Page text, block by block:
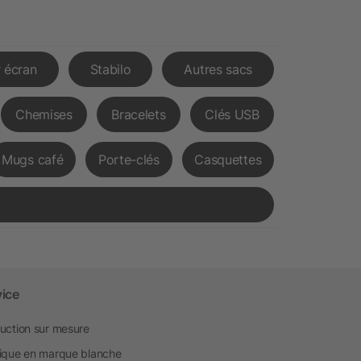
Stabilo Autres sacs
Chemises Bracelets Clés USB
Mugs café Porte-clés Casquettes
sur mesure
en marque blanche